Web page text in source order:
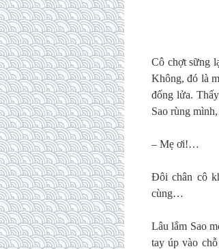
Cô chợt sững
Không, đó là
đống lửa.
Sao rùng
– Mẹ ơi!…
Đôi chân cô
cùng…
Lâu lắm Sao
tay úp vào